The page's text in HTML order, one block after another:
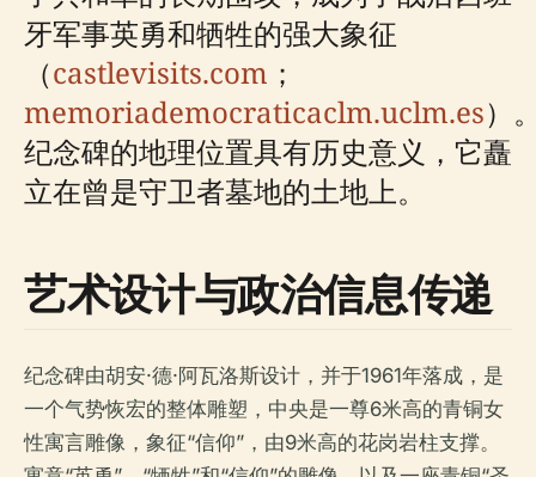
牙军事英勇和牺牲的强大象征
（castlevisits.com ；
memoriademocraticaclm.uclm.es）
纪念碑的地理位置具有历史意义，它矗
立在曾是守卫者墓地的土地上。
艺术设计与政治信息传递
纪念碑由胡安·德·阿瓦洛斯设计，并于1961年落成，是
一个气势恢宏的整体雕塑，中央是一尊6米高的青铜女
性寓言雕像，象征“信仰”，由9米高的花岗岩柱支撑。